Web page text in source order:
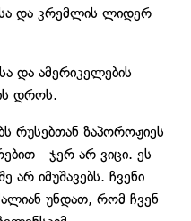
და კრემლის ლიდერ
და ამერიკელების
დროს.
რუსებთან ზაპოროჟიეს
- ჯერ არ ვიცი. ეს
არ იმუშავებს. ჩვენი
უნდათ, რომ ჩვენ